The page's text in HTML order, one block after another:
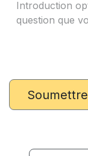
Soumettre